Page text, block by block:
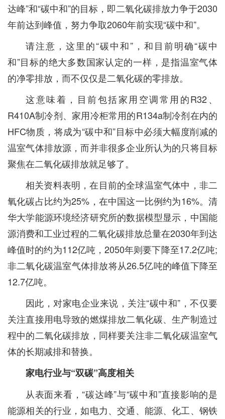
达峰”和“碳中和”的目标，即二氧化碳排放力争于2030
年前达到峰值，努力争取2060年前实现“碳中和”。
请注意，这里的“碳中和”，和目前明确“碳中
和”目标的绝大多数国家认定的一样，是指温室气体
的净零排放，而不仅仅是二氧化碳的零排放。
这意味着，目前包括家用空调常用的R32、
R410A制冷剂、家用冷柜常用的R134a制冷剂在内的
HFC物质，将成为“碳中和”目标中必须大幅度削减的
温室气体排放源，而并非很多企业所认为的只将目标
聚焦在二氧化碳排放就足够了。
相关资料表明，在目前的全球温室气体中，非二
氧化碳占比约为25%，在中国这一比例约为16%。清
华大学能源环境经济研究所的数据模型显示，中国能
源消费和工业过程的二氧化碳排放总量在2030年到达
峰值时的约为112亿吨，2050年则要下降至17.2亿吨;
非二氧化碳温室气体排放将从26.5亿吨的峰值下降至
12.7亿吨。
因此，对家电企业来说，关注“碳中和”，不仅要
关注直接用电导致的燃煤排放二氧化碳、生产制造过
程中的二氧化碳排放，同样要关注非二氧化碳温室气
体的长期减排和替换。
家电行业与“双碳”高度相关
从表面来看，“碳达峰”与“碳中和”直接影响的是
能源相关的行业，如电力、交通、能源、化工、钢铁